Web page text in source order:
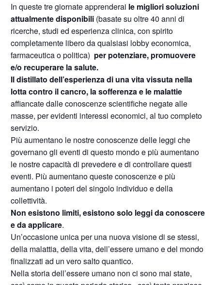
In queste tre giornate apprenderai le migliori soluzioni
attualmente disponibili (basate su oltre 40 anni di
ricerche, studi ed esperienza clinica, con spirito
completamente libero da qualsiasi lobby economica,
farmaceutica o politica) per potenziare, promuovere
e/o recuperare la salute.
Il distillato dell’esperienza di una vita vissuta nella
lotta contro il cancro, la sofferenza e le malattie
affiancate dalle conoscenze scientifiche negate alle
masse, per evidenti interessi economici, al tuo completo
servizio.
Più aumentano le nostre conoscenze delle leggi che
governano gli eventi di questo mondo e più aumentano
le nostre capacità di prevedere e di controllare questi
eventi. Più aumentano queste conoscenze e più
aumentano i poteri del singolo individuo e della
collettività.
Non esistono limiti, esistono solo leggi da conoscere
e da applicare.
Un’occasione unica per una nuova visione di se stessi,
della malattia, della vita, dell’essere umano e del mondo
finalizzati ad un vero salto quantico.
Nella storia dell’essere umano non ci sono mai state,